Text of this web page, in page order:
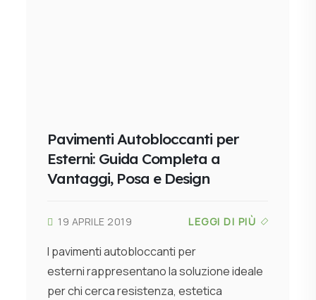
Pavimenti Autobloccanti per
Esterni: Guida Completa a
Vantaggi, Posa e Design
19 APRILE 2019 LEGGI DI PIÙ
I pavimenti autobloccanti per
esterni rappresentano la soluzione ideale
per chi cerca resistenza, estetica